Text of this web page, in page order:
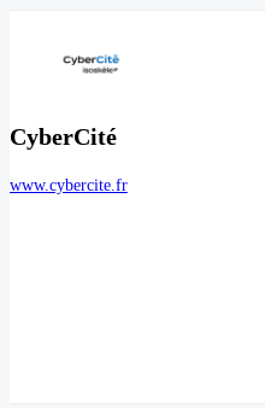
CyberCité
www.cybercite.fr